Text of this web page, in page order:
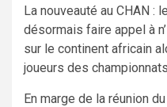
La nouveauté au CHAN :
désormais faire appel à
sur le continent africain
joueurs des
En marge de la réunion